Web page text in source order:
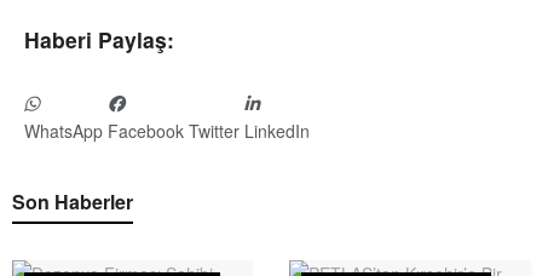
Haberi Paylaş:
WhatsApp Facebook Twitter LinkedIn
Son Haberler